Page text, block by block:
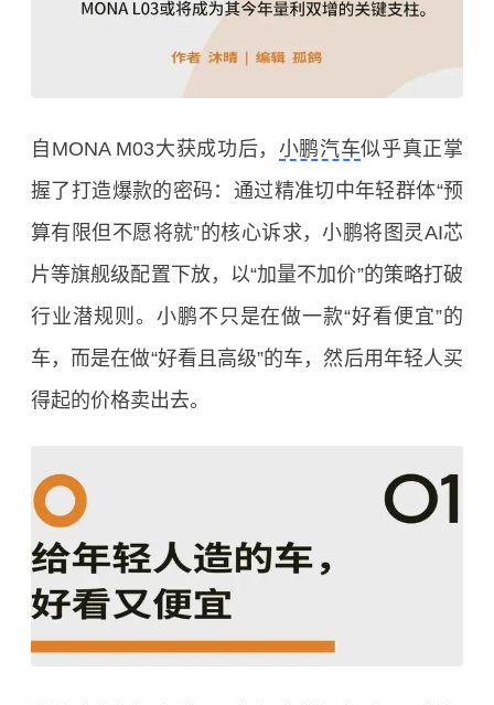
自MONA M03大获成功后， 小鹏汽车似乎真正掌
握了打造爆款的密码：通过精准切中年轻群体“预
算有限但不愿将就”的核心诉求，小鹏将图灵AI芯
片等旗舰级配置下放，以“加量不加价”的策略打破
行业潜规则。小鹏不只是在做一款“好看便宜”的
车，而是在做“好看且高级”的车，然后用年轻人买
得起的价格卖出去。